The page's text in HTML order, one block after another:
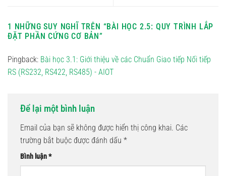
1 NHỮNG SUY NGHĨ TRÊN “BÀI HỌC 2.5: QUY TRÌNH LẮP
ĐẶT PHẦN CỨNG CƠ BẢN”
Pingback: Bài học 3.1: Giới thiệu về các Chuẩn Giao tiếp Nối tiếp
RS (RS232, RS422, RS485) - AIOT
Để lại một bình luận
Email của bạn sẽ không được hiển thị công khai. Các
trường bắt buộc được đánh dấu *
Bình luận*